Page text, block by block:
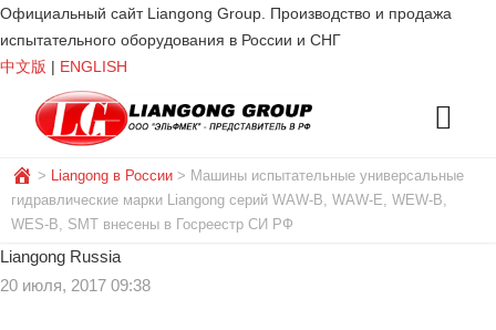
Официальный сайт Liangong Group. Производство и продажа
испытательного оборудования в России и СНГ
中文版 | ENGLISH
> Liangong в России > Машины испытательные универсальные
гидравлические марки Liangong серий WAW-B, WAW-E, WEW-B,
WES-B, SMT внесены в Госреестр СИ РФ
Liangong Russia
20 июля, 2017 09:38